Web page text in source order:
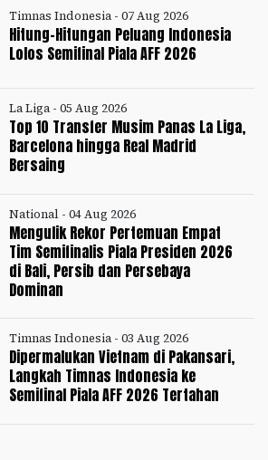
Timnas Indonesia - 07 Aug 2026
Hitung-Hitungan Peluang Indonesia
Lolos Semifinal Piala AFF 2026
La Liga - 05 Aug 2026
Top 10 Transfer Musim Panas La Liga,
Barcelona hingga Real Madrid
Bersaing
National - 04 Aug 2026
Mengulik Rekor Pertemuan Empat
Tim Semifinalis Piala Presiden 2026
di Bali, Persib dan Persebaya
Dominan
Timnas Indonesia - 03 Aug 2026
Dipermalukan Vietnam di Pakansari,
Langkah Timnas Indonesia ke
Semifinal Piala AFF 2026 Tertahan